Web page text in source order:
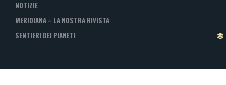
NOTIZIE
MERIDIANA – LA NOSTRA RIVISTA
SENTIERI DEI PIANETI